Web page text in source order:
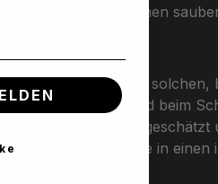
auf und sorgt für einen
Härte, auch von solchen,
Wasser oder Öl sind beim
der ganzen Welt geschätzt
und investieren Sie in einen